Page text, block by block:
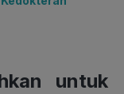
untuk